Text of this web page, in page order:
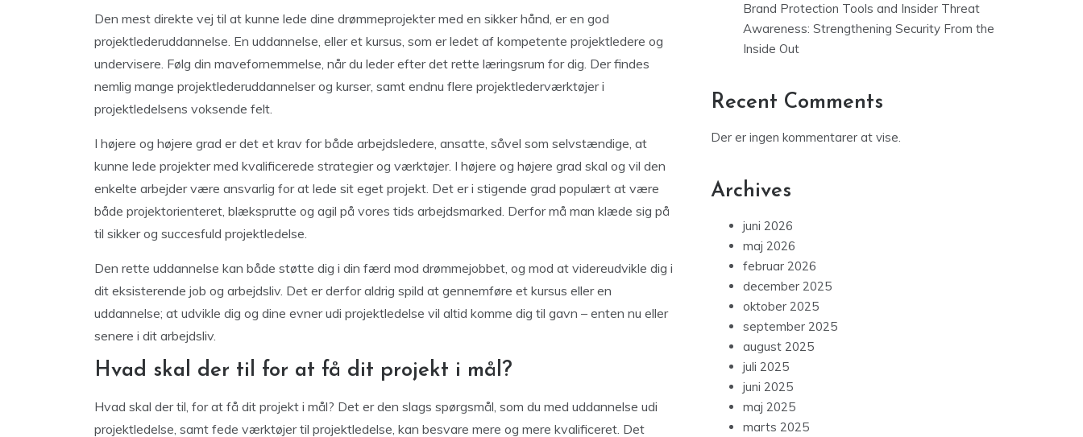
Den mest direkte vej til at kunne lede dine drømmeprojekter med en sikker hånd, er en god
projektlederuddannelse. En uddannelse, eller et kursus, som er ledet af kompetente projektledere og
undervisere. Følg din mavefornemmelse, når du leder efter det rette læringsrum for dig. Der findes
nemlig mange projektlederuddannelser og kurser, samt endnu flere projektlederværktøjer i
projektledelsens voksende felt.
I højere og højere grad er det et krav for både arbejdsledere, ansatte, såvel som selvstændige, at
kunne lede projekter med kvalificerede strategier og værktøjer. I højere og højere grad skal og vil den
enkelte arbejder være ansvarlig for at lede sit eget projekt. Det er i stigende grad populært at være
både projektorienteret, blæksprutte og agil på vores tids arbejdsmarked. Derfor må man klæde sig på
til sikker og succesfuld projektledelse.
Den rette uddannelse kan både støtte dig i din færd mod drømmejobbet, og mod at videreudvikle dig i
dit eksisterende job og arbejdsliv. Det er derfor aldrig spild at gennemføre et kursus eller en
uddannelse; at udvikle dig og dine evner udi projektledelse vil altid komme dig til gavn – enten nu eller
senere i dit arbejdsliv.
Hvad skal der til for at få dit projekt i mål?
Hvad skal der til, for at få dit projekt i mål? Det er den slags spørgsmål, som du med uddannelse udi
projektledelse, samt fede værktøjer til projektledelse, kan besvare mere og mere kvalificeret. Det
Brand Protection Tools and Insider Threat
Awareness: Strengthening Security From the
Inside Out
Recent Comments
Der er ingen kommentarer at vise.
Archives
juni 2026
maj 2026
februar 2026
december 2025
oktober 2025
september 2025
august 2025
juli 2025
juni 2025
maj 2025
marts 2025